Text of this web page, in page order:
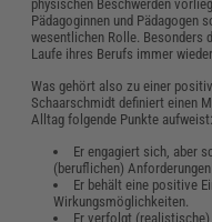
physischen Beschwerden
Pädagoginnen und Pädagogen
wesentlichen Rolle. Besonders
Laufe ihres Berufs immer
Was gehört also zu einer
Schaarschmidt definiert einen
Alltag folgende Punkte aufweist:
Er engagiert sich, aber
(beruflichen)
Er behält eine positive
Wirkungsmöglichkeiten.
Er verfolgt (realistische)